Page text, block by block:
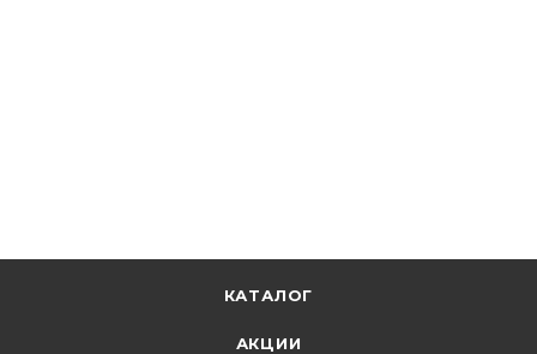
КАТАЛОГ
АКЦИИ